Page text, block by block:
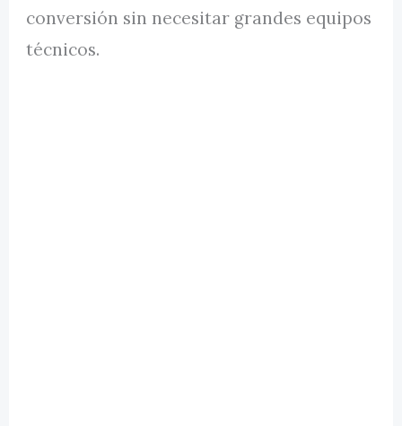
conversión sin necesitar grandes equipos
técnicos.